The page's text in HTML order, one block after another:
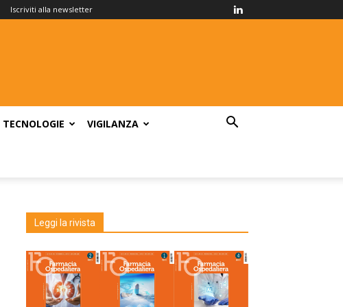
Iscriviti alla newsletter
TECNOLOGIE VIGILANZA
Leggi la rivista